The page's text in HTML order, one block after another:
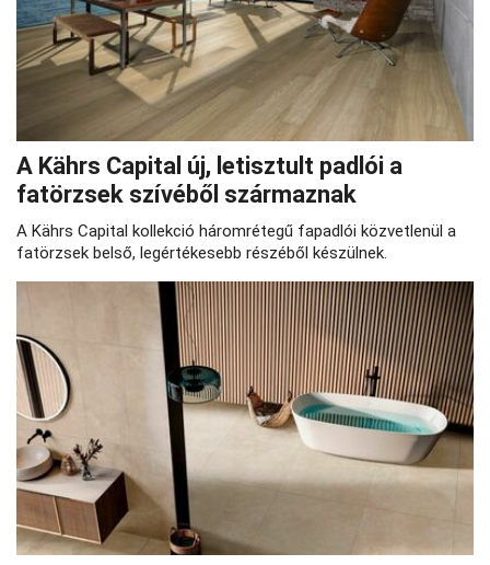
A Kährs Capital új, letisztult padlói a
fatörzsek szívéből származnak
A Kährs Capital kollekció háromrétegű fapadlói közvetlenül a
fatörzsek belső, legértékesebb részéből készülnek.